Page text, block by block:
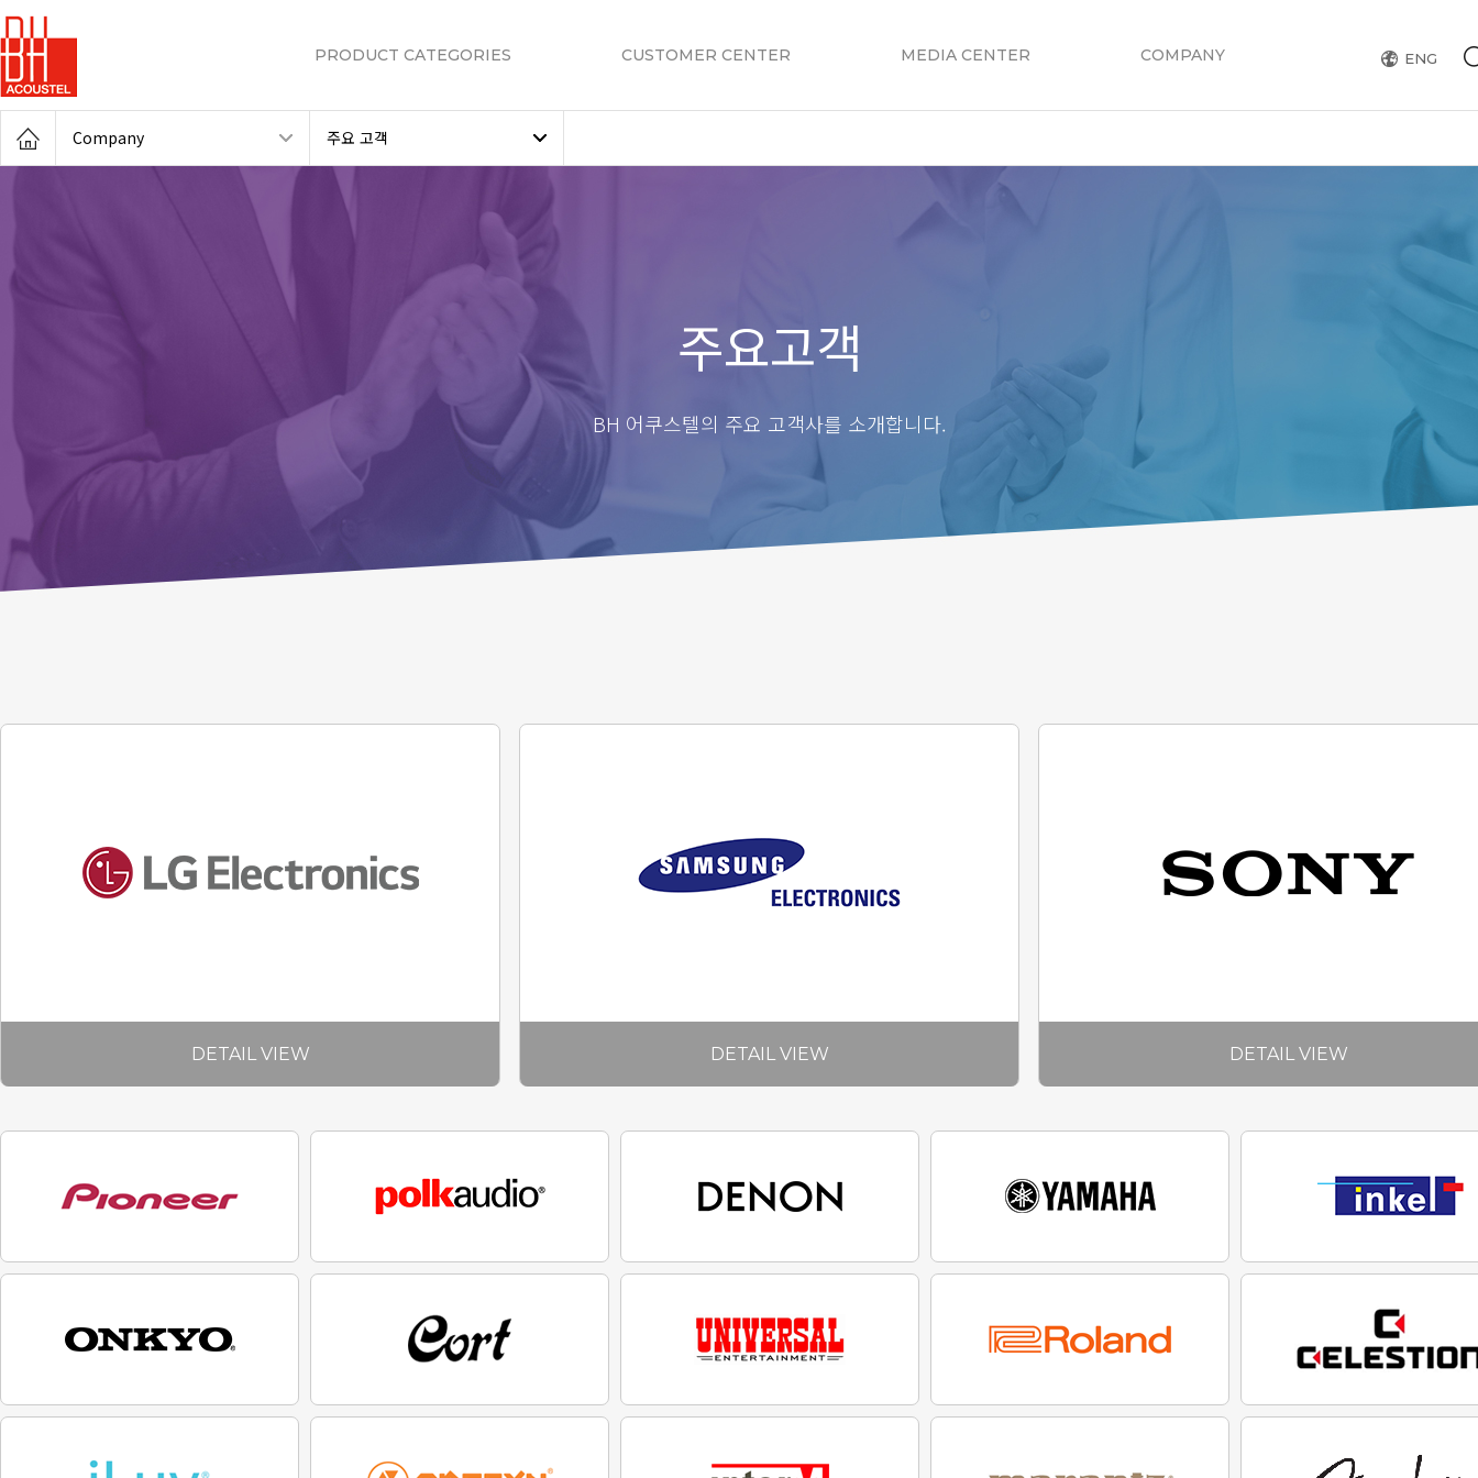
PRODUCT CATEGORIES CUSTOMER CENTER MEDIA CENTER COMPANY ENG
Company 주요 고객
주요고객
BH 어쿠스텔의 주요 고객사를 소개합니다.
DETAIL VIEW DETAIL VIEW DETAIL VIEW